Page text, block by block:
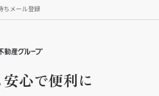
ちメール登録
心で便利に